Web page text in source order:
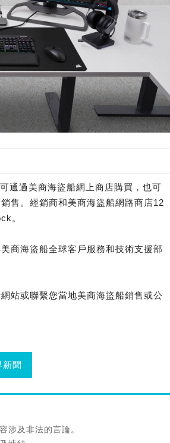
通過美商海盜船網上商店購買，也可
售。經銷商和美商海盜船網路商店12
。
商海盜船全球客戶服務和技術支援部
站或聯繫您當地美商海盜船銷售或公
聞
涉及非法的言論。